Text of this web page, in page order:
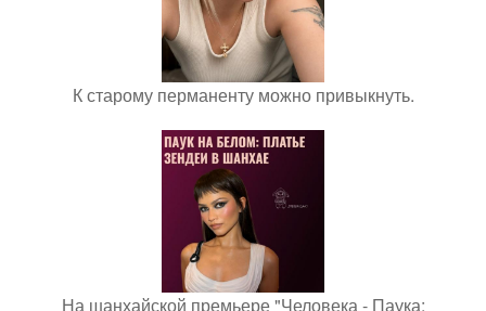
К старому перманенту можно привыкнуть.
На шанхайской премьере "Человека - Паука: